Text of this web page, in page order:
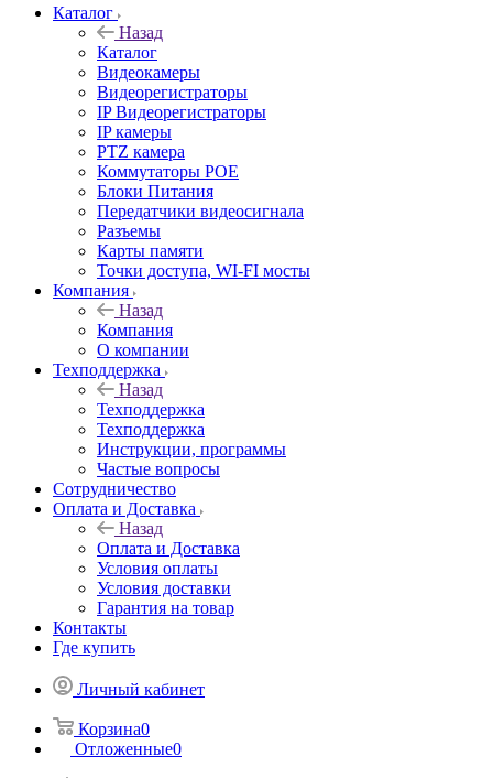
Каталог
Назад
Каталог
Видеокамеры
Видеорегистраторы
IP Видеорегистраторы
IP камеры
PTZ камера
Коммутаторы POE
Блоки Питания
Передатчики видеосигнала
Разъемы
Карты памяти
Точки доступа, WI-FI мосты
Компания
Назад
Компания
О компании
Техподдержка
Назад
Техподдержка
Техподдержка
Инструкции, программы
Частые вопросы
Сотрудничество
Оплата и Доставка
Назад
Оплата и Доставка
Условия оплаты
Условия доставки
Гарантия на товар
Контакты
Где купить
Личный кабинет
Корзина0
Отложенные0